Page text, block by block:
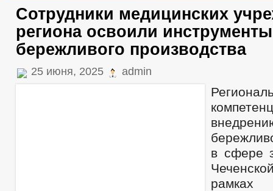
Сотрудники медицинских
региона освоили инструменты
бережливого производства
25 июня, 2025 admin
в сфере
рамках